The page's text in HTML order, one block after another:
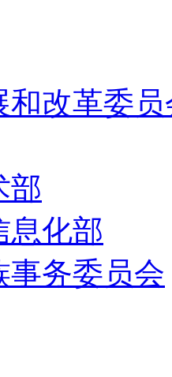
和改革委
部
息化部
事务委员会